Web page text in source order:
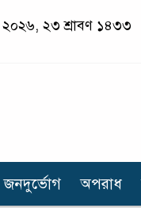
২৩ শ্রাবণ ১৪৩৩
জনদুর্ভোগ অপরাধ